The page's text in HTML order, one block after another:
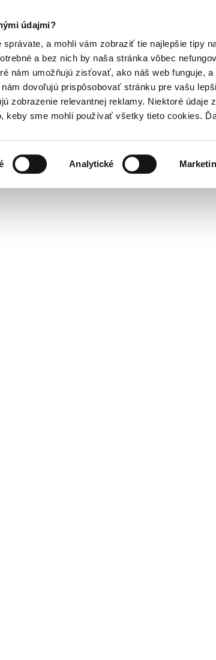
údajmi?
a mohli vám zobraziť tie najlepšie tipy
a bez nich by naša stránka vôbec
nám umožňujú zisťovať, ako náš web funguje, a
dovoľujú prispôsobovať stránku pre vašu
zobrazenie relevantnej reklamy. Niektoré údaje
keby sme mohli používať všetky tieto cookies.
Analytické